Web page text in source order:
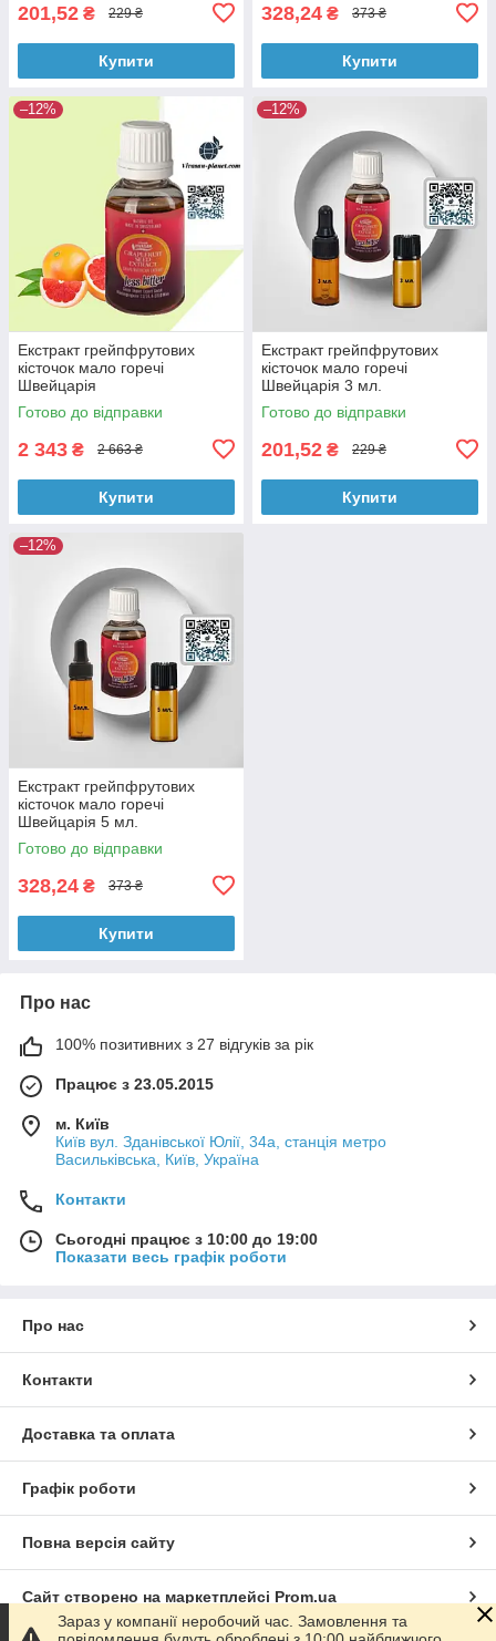
201,52 ₴ 229 ₴
Купити
328,24 ₴ 373 ₴
Купити
–12%
Екстракт грейпфрутових
кісточок малo горечі
Швейцарія
Готово до відправки
2 343 ₴ 2 663 ₴
Купити
–12%
Екстракт грейпфрутових
кісточок малo горечі
Швейцарія 3 мл.
Готово до відправки
201,52 ₴ 229 ₴
Купити
–12%
Екстракт грейпфрутових
кісточок малo горечі
Швейцарія 5 мл.
Готово до відправки
328,24 ₴ 373 ₴
Купити
Про нас
100% позитивних з 27 відгуків за рік
Працює з 23.05.2015
м. Київ
Київ вул. Зданівської Юлії, 34а, станція метро
Васильківська, Київ, Україна
Контакти
Сьогодні працює з 10:00 до 19:00
Показати весь графік роботи
Про нас
Контакти
Доставка та оплата
Графік роботи
Повна версія сайту
Сайт створено на маркетплейсі Prom.ua
Зараз у компанії неробочий час. Замовлення та